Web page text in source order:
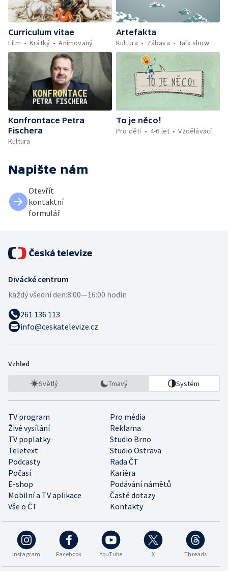
Curriculum vitae
Film
Krátký Animovaný
Artefakta
Kultura
Zábava Talk show
Konfrontace Petra
Fischera
Kultura
To je něco!
Pro děti
4-6 let Vzdělávací
Napište nám
Otevřít
kontaktní
formulář
Divácké centrum
každý všední den:8:00—16:00 hodin
261 136 113
info@ceskatelevize.cz
Vzhled
Světlý Tmavý Systém
TV program
Pro média
Živé vysílání
Reklama
TV poplatky
Studio Brno
Teletext
Studio Ostrava
Podcasty
Rada ČT
Počasí
Kariéra
E-shop
Podávání námětů
Mobilní a TV aplikace
Časté dotazy
Vše o ČT
Kontakty
Instagram Facebook YouTube X Threads